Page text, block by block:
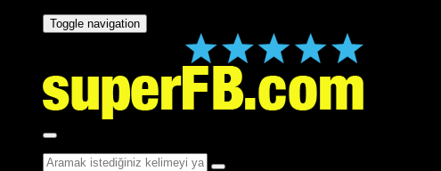
Toggle navigation